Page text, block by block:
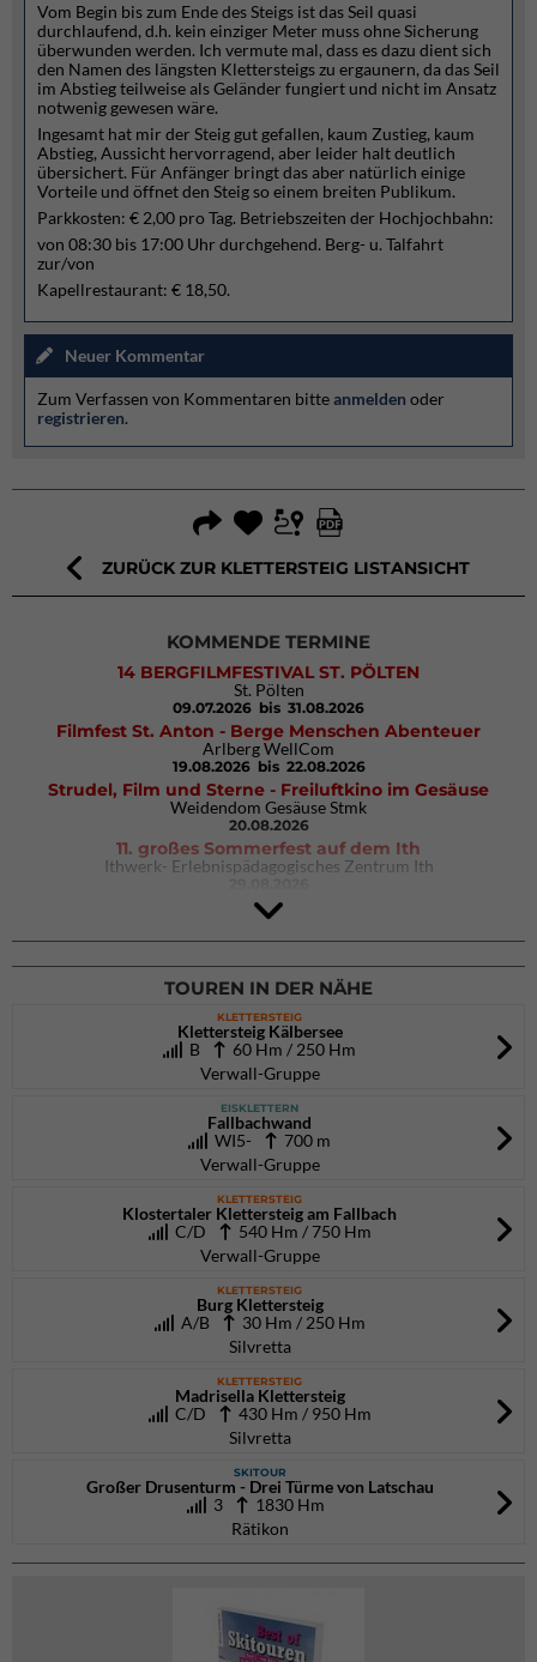
Vom Begin bis zum Ende des Steigs ist das Seil quasi
durchlaufend, d.h. kein einziger Meter muss ohne Sicherung
überwunden werden. Ich vermute mal, dass es dazu dient sich
den Namen des längsten Klettersteigs zu ergaunern, da das Seil
im Abstieg teilweise als Geländer fungiert und nicht im Ansatz
notwenig gewesen wäre.
Ingesamt hat mir der Steig gut gefallen, kaum Zustieg, kaum
Abstieg, Aussicht hervorragend, aber leider halt deutlich
übersichert. Für Anfänger bringt das aber natürlich einige
Vorteile und öffnet den Steig so einem breiten Publikum.
Parkkosten: € 2,00 pro Tag. Betriebszeiten der Hochjochbahn:
von 08:30 bis 17:00 Uhr durchgehend. Berg- u. Talfahrt
zur/von
Kapellrestaurant: € 18,50.
Neuer Kommentar
Zum Verfassen von Kommentaren bitteanmelden oder
registrieren.
ZURÜCK ZUR KLETTERSTEIG LISTANSICHT
KOMMENDE TERMINE
14 BERGFILMFESTIVAL ST. PÖLTEN
St. Pölten
09.07.2026 bis 31.08.2026
Filmfest St. Anton - Berge Menschen Abenteuer
Arlberg WellCom
19.08.2026 bis 22.08.2026
Strudel, Film und Sterne - Freiluftkino im Gesäuse
Weidendom Gesäuse Stmk
20.08.2026
11. großes Sommerfest auf dem Ith
Ithwerk- Erlebnispädagogisches Zentrum Ith
Rock Master Arco
Arco (IT)
02.10.2026bis 04.10.2026
TOUREN IN DER NÄHE
KLETTERSTEIG
Klettersteig Kälbersee
B
60 Hm / 250 Hm
Verwall-Gruppe
EISKLETTERN
Fallbachwand
WI5-
700 m
Verwall-Gruppe
KLETTERSTEIG
Klostertaler Klettersteig am Fallbach
C/D 540 Hm / 750 Hm
Verwall-Gruppe
KLETTERSTEIG
Burg Klettersteig
A/B 30 Hm / 250 Hm
Silvretta
KLETTERSTEIG
Madrisella Klettersteig
C/D 430 Hm / 950 Hm
Silvretta
SKITOUR
Großer Drusenturm - Drei Türme von Latschau
3
1830 Hm
Rätikon